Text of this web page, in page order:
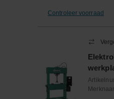
Controleer voorraad